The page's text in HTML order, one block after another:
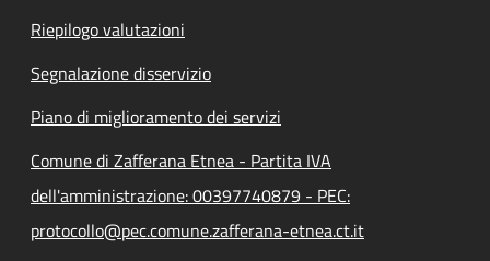
Riepilogo valutazioni
Segnalazione disservizio
Piano di miglioramento dei servizi
Comune di Zafferana Etnea - Partita IVA
dell'amministrazione: 00397740879 - PEC:
protocollo@pec.comune.zafferana-etnea.ct.it